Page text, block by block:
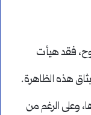
فقد هيأت
هذه الظاهرة.
وعلى الرغم من